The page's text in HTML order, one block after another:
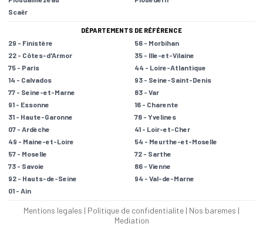
Scaër
DÉPARTEMENTS DE RÉFÉRENCE
29 - Finistère
56 - Morbihan
22 - Côtes-d'Armor
35 - Ille-et-Vilaine
75 - Paris
44 - Loire-Atlantique
14 - Calvados
93 - Seine-Saint-Denis
77 - Seine-et-Marne
83 - Var
91 - Essonne
16 - Charente
31 - Haute-Garonne
78 - Yvelines
07 - Ardèche
41 - Loir-et-Cher
49 - Maine-et-Loire
54 - Meurthe-et-Moselle
57 - Moselle
72 - Sarthe
73 - Savoie
86 - Vienne
92 - Hauts-de-Seine
94 - Val-de-Marne
01 - Ain
Mentions legales | Politique de confidentialite | Nos baremes |
Mediation